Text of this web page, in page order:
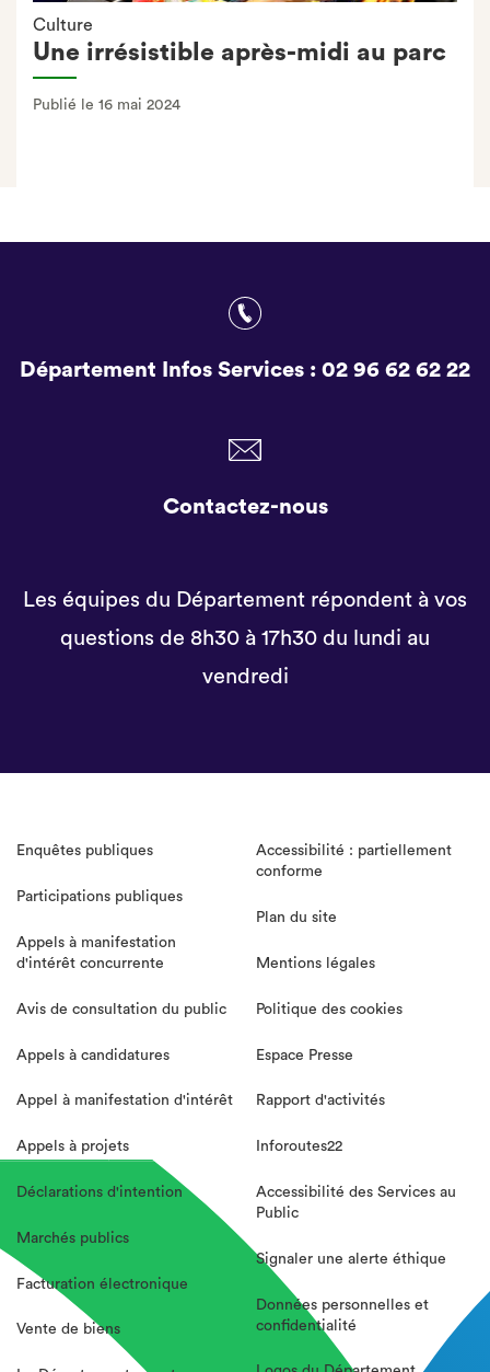
Culture
Une irrésistible après-midi au parc
Publié le 16 mai 2024
Département Infos Services : 02 96 62 62 22
Contactez-nous
Les équipes du Département répondent à vos
questions de 8h30 à 17h30 du lundi au
vendredi
Enquêtes publiques
Participations publiques
Appels à manifestation
d'intérêt concurrente
Avis de consultation du public
Appels à candidatures
Appel à manifestation d'intérêt
Appels à projets
Déclarations d'intention
Marchés publics
Facturation électronique
Vente de biens
Accessibilité : partiellement
conforme
Plan du site
Mentions légales
Politique des cookies
Espace Presse
Rapport d'activités
Inforoutes22
Accessibilité des Services au
Public
Signaler une alerte éthique
Données personnelles et
confidentialité